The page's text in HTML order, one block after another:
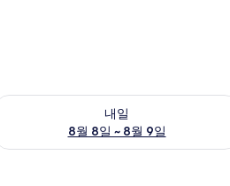
8일
내일
8월 8일 ~ 8월 9일
일 예약 가능 여부 확인, 8월 8일 ~ 8